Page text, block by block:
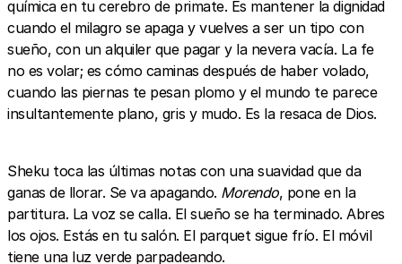
química en tu cerebro de primate. Es mantener la dignidad
cuando el milagro se apaga y vuelves a ser un tipo con
sueño, con un alquiler que pagar y la nevera vacía. La fe
no es volar; es cómo caminas después de haber volado,
cuando las piernas te pesan plomo y el mundo te parece
insultantemente plano, gris y mudo. Es la resaca de Dios.
Sheku toca las últimas notas con una suavidad que da
ganas de llorar. Se va apagando. Morendo, pone en la
partitura. La voz se calla. El sueño se ha terminado. Abres
los ojos. Estás en tu salón. El parquet sigue frío. El móvil
tiene una luz verde parpadeando.